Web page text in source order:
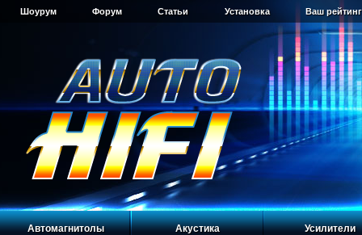
Шоурум Форум Статьи Установка Ваш
Автомагнитолы Акустика Усилители